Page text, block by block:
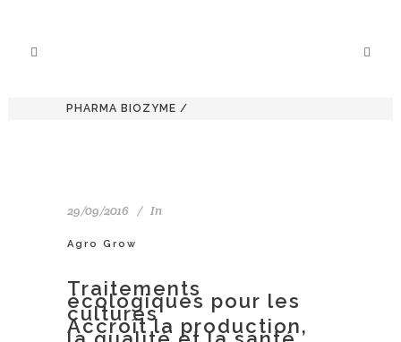
PHARMA BIOZYME /
29/09/2016 In
Agro Grow
Traitements
écologiques pour les
cultures
Accroît la production,